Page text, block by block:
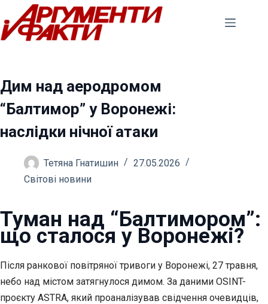
Перейти
до
вмісту
Дим над аеродромом
“Балтимор” у Воронежі:
наслідки нічної атаки
Тетяна Гнатишин
27.05.2026
Світові новини
Туман над “Балтимором”:
що сталося у Воронежі?
Після ранкової повітряної тривоги у Воронежі, 27 травня,
небо над містом затягнулося димом. За даними OSINT-
проєкту ASTRA, який проаналізував свідчення очевидців,